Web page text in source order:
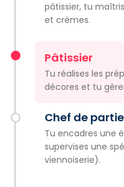
pâtissier, tu
et crèmes.
Pâtissier
Tu réalises les
décores et tu
Chef de partie
Tu encadres une
supervises une
viennoiserie).